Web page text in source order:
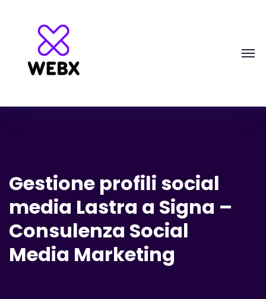
Gestione profili social
media Lastra a Signa –
Consulenza Social
Media Marketing